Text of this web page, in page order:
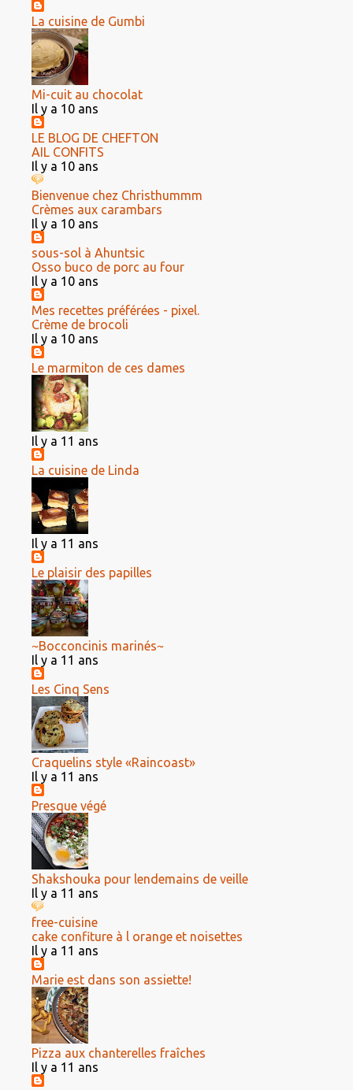
La cuisine de Gumbi
Mi-cuit au chocolat
Il y a 10 ans
LE BLOG DE CHEFTON
AIL CONFITS
Il y a 10 ans
Bienvenue chez Christhummm
Crèmes aux carambars
Il y a 10 ans
sous-sol à Ahuntsic
Osso buco de porc au four
Il y a 10 ans
Mes recettes préférées - pixel.
Crème de brocoli
Il y a 10 ans
Le marmiton de ces dames
Il y a 11 ans
La cuisine de Linda
Il y a 11 ans
Le plaisir des papilles
~Bocconcinis marinés~
Il y a 11 ans
Les Cinq Sens
Craquelins style «Raincoast»
Il y a 11 ans
Presque végé
Shakshouka pour lendemains de veille
Il y a 11 ans
free-cuisine
cake confiture à l orange et noisettes
Il y a 11 ans
Marie est dans son assiette!
Pizza aux chanterelles fraîches
Il y a 11 ans